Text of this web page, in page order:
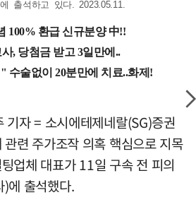
출석하고 있다. 2023.05.11.
기자 = 소시에테제네랄(SG)증권
련 주가조작 의혹 핵심으로 지목
업체 대표가 11일 구속 전 피의
에 출석했다.